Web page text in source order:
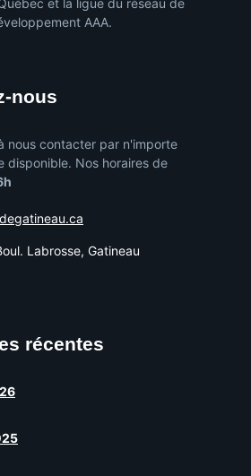
et la ligue du réseau de
AAA.
nous
nous contacter par n'importe
disponible. Nos horaires de
Labrosse, Gatineau
récentes